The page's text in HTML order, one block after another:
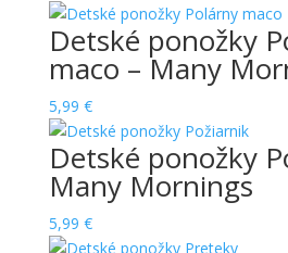
Detské ponožky
maco – Many
5,99 €
Detské ponožky
Many Mornings
5,99 €